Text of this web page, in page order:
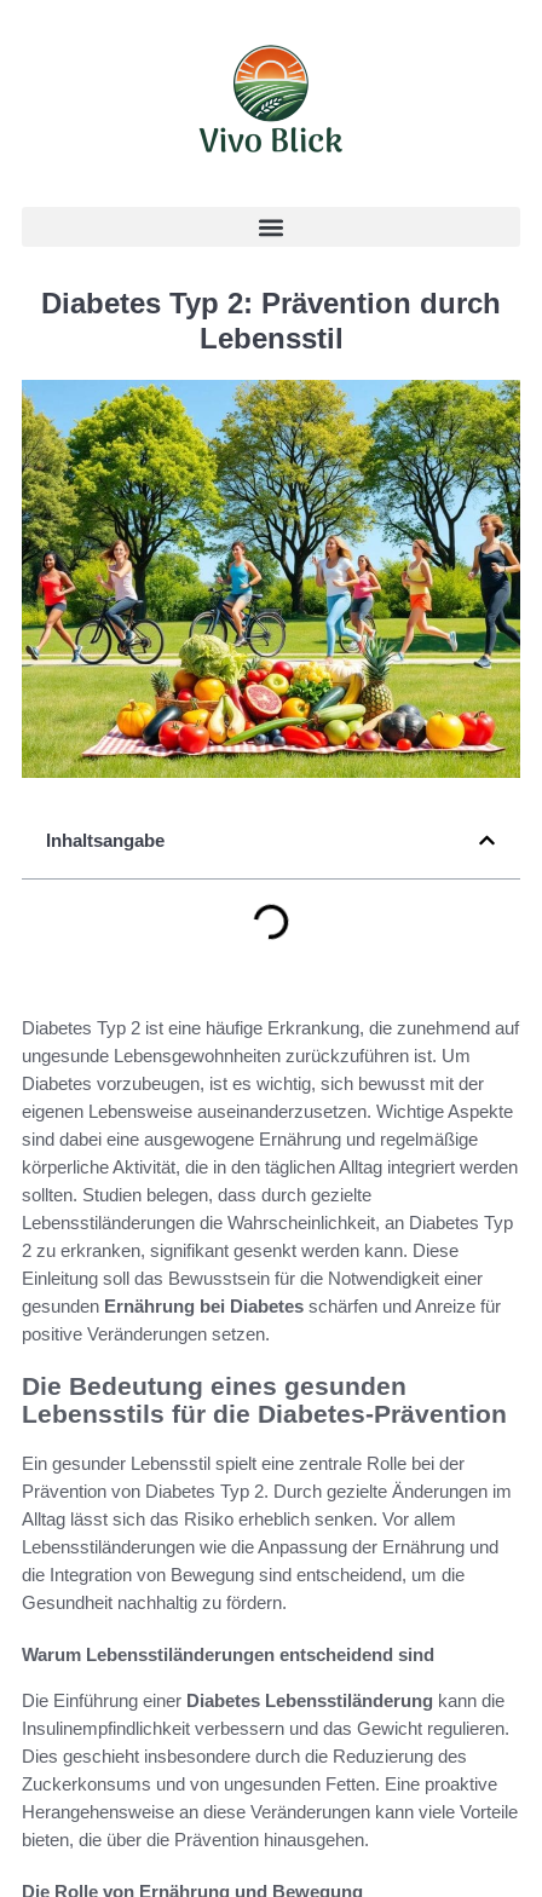
Diabetes Typ 2: Prävention durch
Lebensstil
Inhaltsangabe
Diabetes Typ 2 ist eine häufige Erkrankung, die zunehmend auf
ungesunde Lebensgewohnheiten zurückzuführen ist. Um
Diabetes vorzubeugen, ist es wichtig, sich bewusst mit der
eigenen Lebensweise auseinanderzusetzen. Wichtige Aspekte
sind dabei eine ausgewogene Ernährung und regelmäßige
körperliche Aktivität, die in den täglichen Alltag integriert werden
sollten. Studien belegen, dass durch gezielte
Lebensstiländerungen die Wahrscheinlichkeit, an Diabetes Typ
2 zu erkranken, signifikant gesenkt werden kann. Diese
Einleitung soll das Bewusstsein für die Notwendigkeit einer
gesunden Ernährung bei Diabetes schärfen und Anreize für
positive Veränderungen setzen.
Die Bedeutung eines gesunden
Lebensstils für die Diabetes-Prävention
Ein gesunder Lebensstil spielt eine zentrale Rolle bei der
Prävention von Diabetes Typ 2. Durch gezielte Änderungen im
Alltag lässt sich das Risiko erheblich senken. Vor allem
Lebensstiländerungen wie die Anpassung der Ernährung und
die Integration von Bewegung sind entscheidend, um die
Gesundheit nachhaltig zu fördern.
Warum Lebensstiländerungen entscheidend sind
Die Einführung einer Diabetes Lebensstiländerung kann die
Insulinempfindlichkeit verbessern und das Gewicht regulieren.
Dies geschieht insbesondere durch die Reduzierung des
Zuckerkonsums und von ungesunden Fetten. Eine proaktive
Herangehensweise an diese Veränderungen kann viele Vorteile
bieten, die über die Prävention hinausgehen.
Die Rolle von Ernährung und Bewegung